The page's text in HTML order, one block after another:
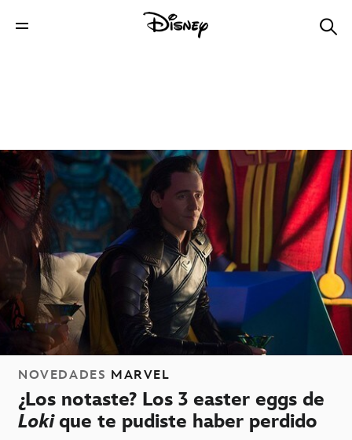
NOVEDADES MARVEL
¿Los notaste? Los 3 easter eggs de
Loki que te pudiste haber perdido